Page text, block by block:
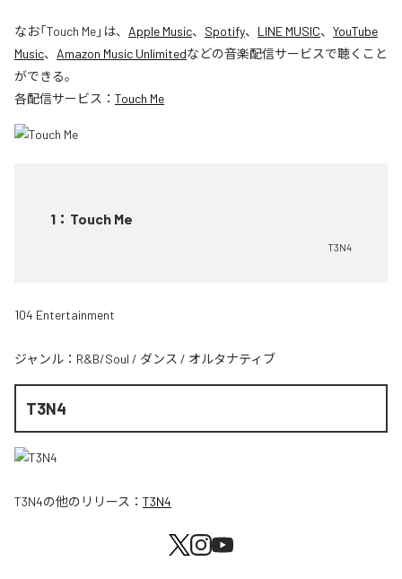
なお「Touch Me」は、 Apple Music、 Spotify、 LINE MUSIC、 YouTube
Music、 Amazon Music Unlimitedなどの音楽配信サービスで聴くこと
ができる。
各配信サービス： Touch Me
1 ： Touch Me
T3N4
104 Entertainment
ジャンル： R&B/Soul / ダンス / オルタナティブ
T3N4
T3N4の他のリリース： T3N4